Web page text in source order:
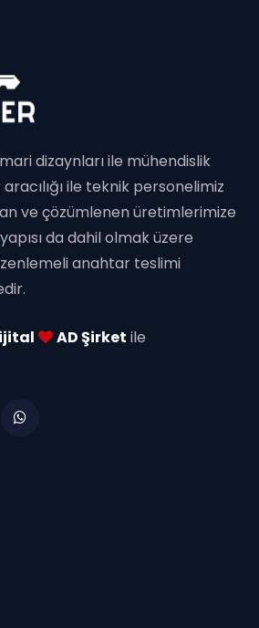
dizaynları ile mühendislik
ile teknik personelimiz
ve çözümlenen üretimlerimize
da dahil olmak üzere
anahtar teslimi
AD Şirket ile